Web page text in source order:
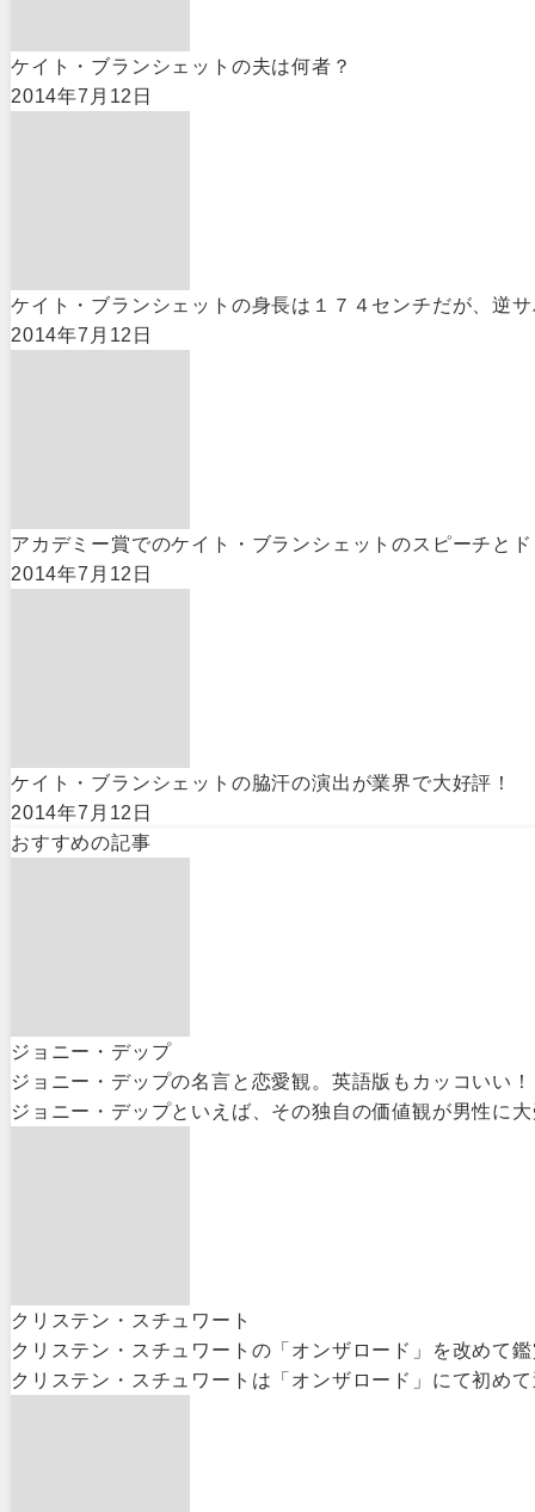
ケイト・ブランシェットの夫は何者？
2014年7月12日
ケイト・ブランシェットの身長は１７４センチだが、逆
2014年7月12日
アカデミー賞でのケイト・ブランシェットのスピーチと
2014年7月12日
ケイト・ブランシェットの脇汗の演出が業界で大好評！
2014年7月12日
おすすめの記事
ジョニー・デップ
ジョニー・デップの名言と恋愛観。英語版もカッコいい！
ジョニー・デップといえば、その独自の価値観が男性に
クリステン・スチュワート
クリステン・スチュワートの「オンザロード」を改めて
クリステン・スチュワートは「オンザロード」にて初め